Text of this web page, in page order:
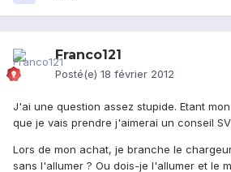
Franco121
Posté(e) 18 février 2012
J'ai une question assez stupide. Etant
que je vais prendre j'aimerai un conseil
Lors de mon achat, je branche le
sans l'allumer ? Ou dois-je l'allumer et le